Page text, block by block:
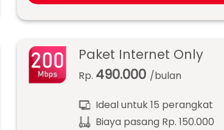
Paket Internet Only
Rp. 490.000 /bulan
Ideal untuk 15 perangkat
Biaya pasang Rp. 150.000